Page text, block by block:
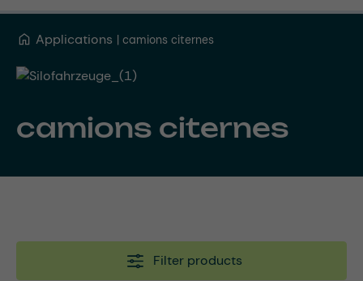
Applications camions citernes
camions citernes
Filter products